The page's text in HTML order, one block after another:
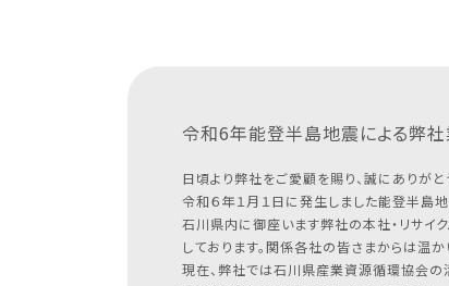
令和6年能登半島地震による弊
日頃より弊社をご愛顧を賜り、誠にありがと
令和６年１月１日に発生しました能登半島
石川県内に御座います弊社の本社・リサイ
しております。関係各社の皆さまからは温
現在、弊社では石川県産業資源循環協会の